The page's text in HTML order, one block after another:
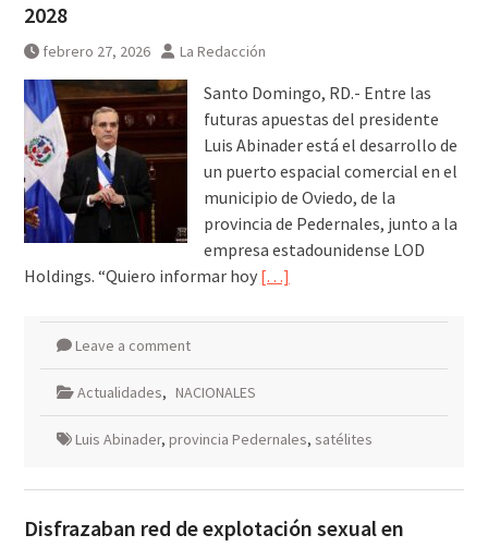
2028
febrero 27, 2026 La Redacción
Santo Domingo, RD.- Entre las
futuras apuestas del presidente
Luis Abinader está el desarrollo de
un puerto espacial comercial en el
municipio de Oviedo, de la
provincia de Pedernales, junto a la
empresa estadounidense LOD
Holdings. “Quiero informar hoy […]
Leave a comment
Actualidades, NACIONALES
Luis Abinader, provincia Pedernales, satélites
Disfrazaban red de explotación sexual en